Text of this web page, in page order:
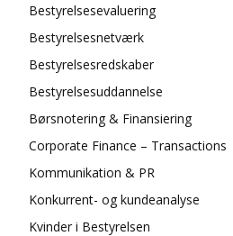
Bestyrelsesevaluering
Bestyrelsesnetværk
Bestyrelsesredskaber
Bestyrelsesuddannelse
Børsnotering & Finansiering
Corporate Finance – Transactions
Kommunikation & PR
Konkurrent- og kundeanalyse
Kvinder i Bestyrelsen